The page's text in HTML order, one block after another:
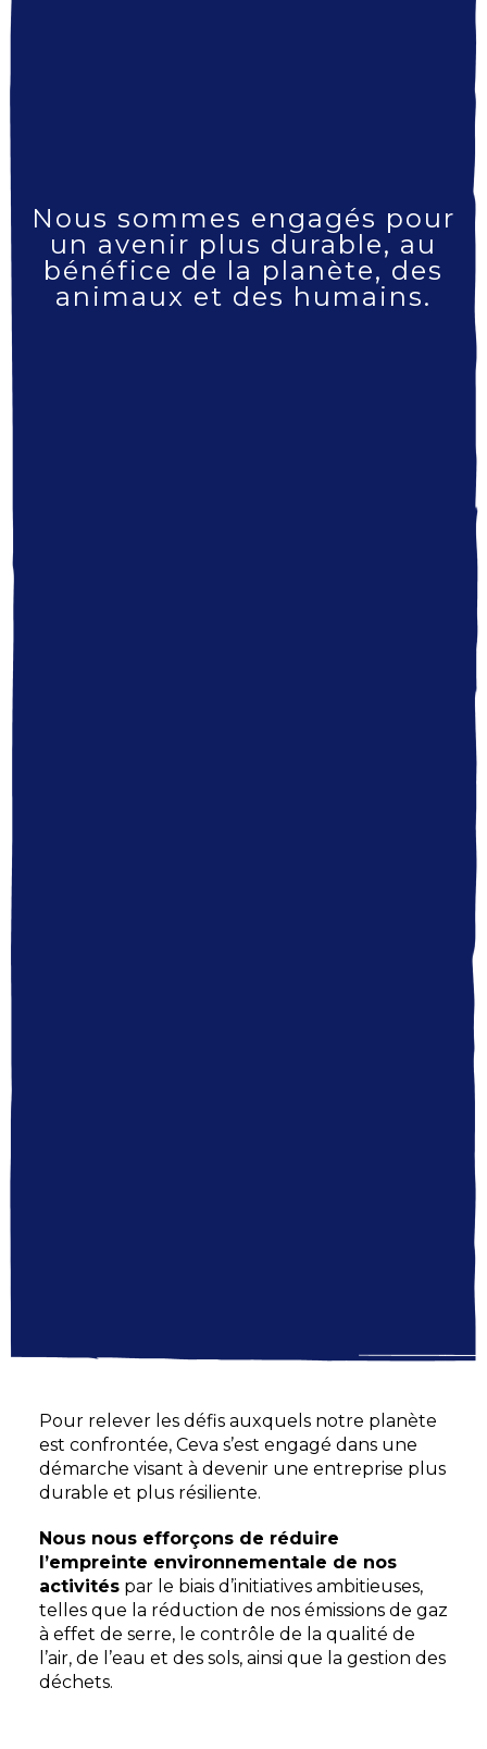
Nous sommes engagés pour
un avenir plus durable, au
bénéfice de la planète, des
animaux et des humains.
Pour relever les défis auxquels notre planète
est confrontée, Ceva s’est engagé dans une
démarche visant à devenir une entreprise plus
durable et plus résiliente.
Nous nous efforçons de réduire
l’empreinte environnementale de nos
activités par le biais d’initiatives ambitieuses,
telles que la réduction de nos émissions de gaz
à effet de serre, le contrôle de la qualité de
l’air, de l’eau et des sols, ainsi que la gestion des
déchets.